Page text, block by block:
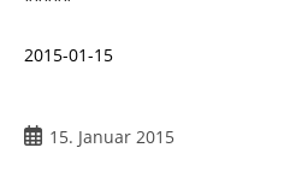
2015-01-15
15. Januar 2015